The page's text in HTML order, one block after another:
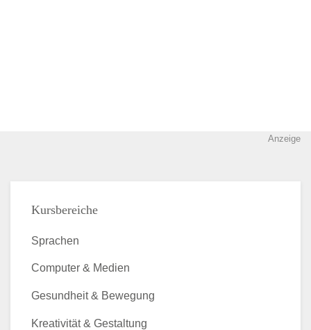
Anzeige
Kursbereiche
Sprachen
Computer & Medien
Gesundheit & Bewegung
Kreativität & Gestaltung